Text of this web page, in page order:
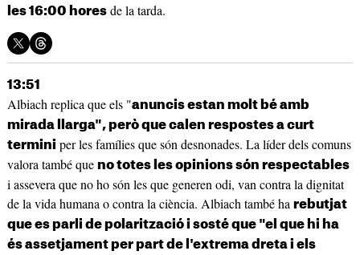
les 16:00 horesde la tarda.
13:51
Albiach replica que els "anuncis estan molt bé amb
mirada llarga", però que calen respostes a curt
termini per les famílies que són desnonades. La líder dels comuns
valora també que no totes les opinions són respectables
i assevera que no ho són les que generen odi, van contra la dignitat
de la vida humana o contra la ciència. Albiach també ha rebutjat
que es parli de polarització i sosté que "el que hi ha
és assetjament per part de l'extrema dreta i els